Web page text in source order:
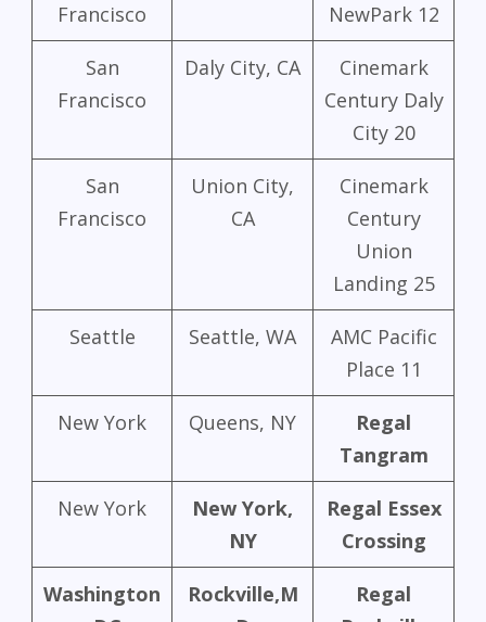
Francisco
NewPark 12
San
Francisco
Daly City, CA
Cinemark
Century Daly
City 20
San
Francisco
Union City,
CA
Cinemark
Century
Union
Landing 25
Seattle Seattle, WA
AMC Pacific
Place 11
New York Queens, NY
Regal
Tangram
New York
New York,
NY
Regal Essex
Crossing
Washington
Rockville,M
Regal